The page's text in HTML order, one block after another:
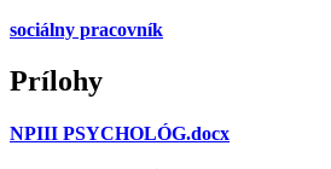
sociálny pracovník
Prílohy
NPIII PSYCHOLÓG.docx